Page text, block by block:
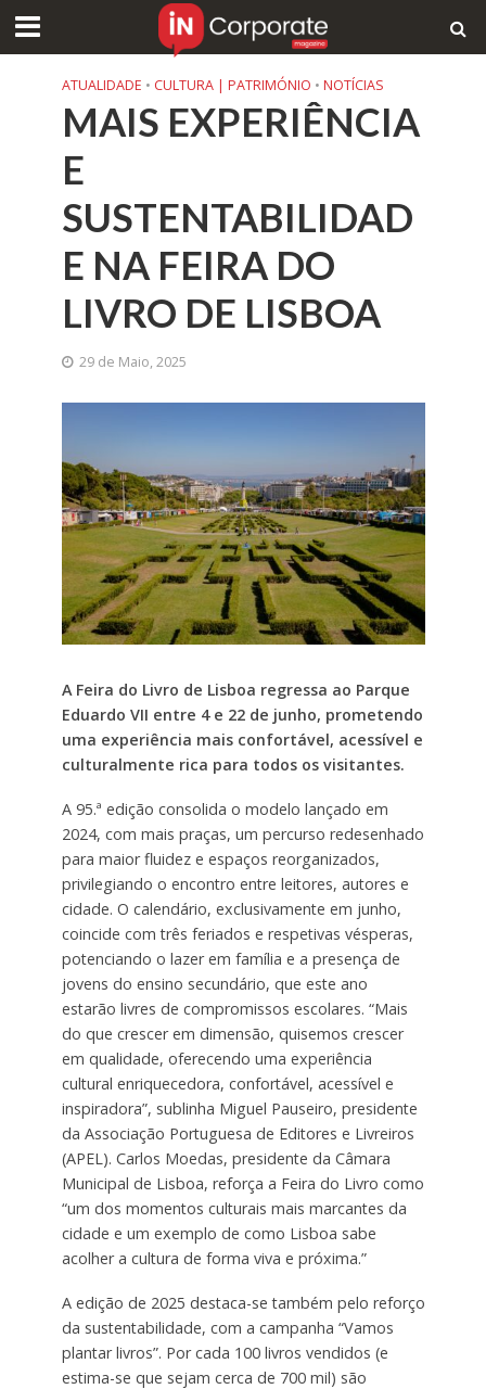
ATUALIDADE • CULTURA | PATRIMÓNIO • NOTÍCIAS
MAIS EXPERIÊNCIA
E
SUSTENTABILIDAD
E NA FEIRA DO
LIVRO DE LISBOA
29 de Maio, 2025
A Feira do Livro de Lisboa regressa ao Parque
Eduardo VII entre 4 e 22 de junho, prometendo
uma experiência mais confortável, acessível e
culturalmente rica para todos os visitantes.
A 95.ª edição consolida o modelo lançado em
2024, com mais praças, um percurso redesenhado
para maior fluidez e espaços reorganizados,
privilegiando o encontro entre leitores, autores e
cidade. O calendário, exclusivamente em junho,
coincide com três feriados e respetivas vésperas,
potenciando o lazer em família e a presença de
jovens do ensino secundário, que este ano
estarão livres de compromissos escolares. “Mais
do que crescer em dimensão, quisemos crescer
em qualidade, oferecendo uma experiência
cultural enriquecedora, confortável, acessível e
inspiradora”, sublinha Miguel Pauseiro, presidente
da Associação Portuguesa de Editores e Livreiros
(APEL). Carlos Moedas, presidente da Câmara
Municipal de Lisboa, reforça a Feira do Livro como
“um dos momentos culturais mais marcantes da
cidade e um exemplo de como Lisboa sabe
acolher a cultura de forma viva e próxima.”
A edição de 2025 destaca-se também pelo reforço
da sustentabilidade, com a campanha “Vamos
plantar livros”. Por cada 100 livros vendidos (e
estima-se que sejam cerca de 700 mil) são